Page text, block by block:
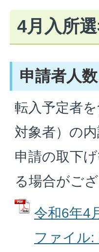
4月入所
申請者人
転入予定者
対象者）の内
申請の取下
る場合がござ
令和6年4
ファイル: